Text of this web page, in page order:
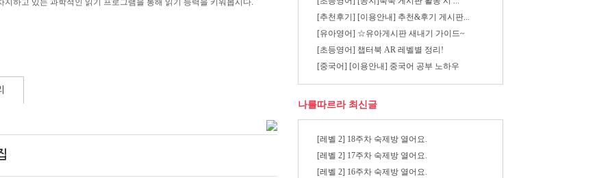
지하고 있는 과학적인 읽기 프로그램을 통해 읽기 능력을 키워봅시다.
[추천후기] [이용안내] 추천&후기 게시판...
[유아영어] ☆유아게시판 새내기 가이드~
[초등영어] 챕터북 AR 레벨별 정리!
[중국어] [이용안내] 중국어 공부 노하우
나를따르라 최신글
[레벨 2] 18주차 숙제방 열어요.
[레벨 2] 17주차 숙제방 열어요.
[레벨 2] 16주차 숙제방 열어요.